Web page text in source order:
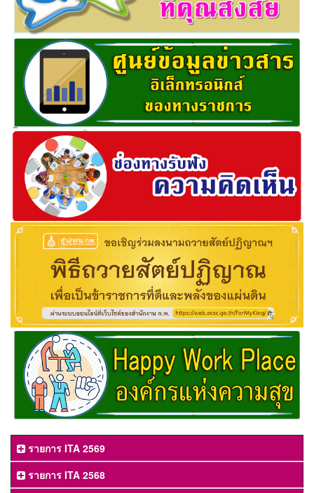
รายการ ITA 2569
รายการ ITA 2568